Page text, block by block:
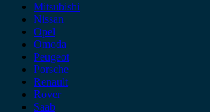
Mitsubishi
Nissan
Opel
Omoda
Peugeot
Porsche
Renault
Rover
Saab